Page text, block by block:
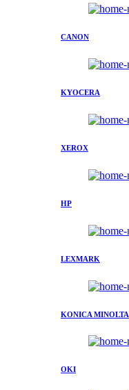
CANON
KYOCERA
XEROX
HP
LEXMARK
KONICA MINOLTA
OKI